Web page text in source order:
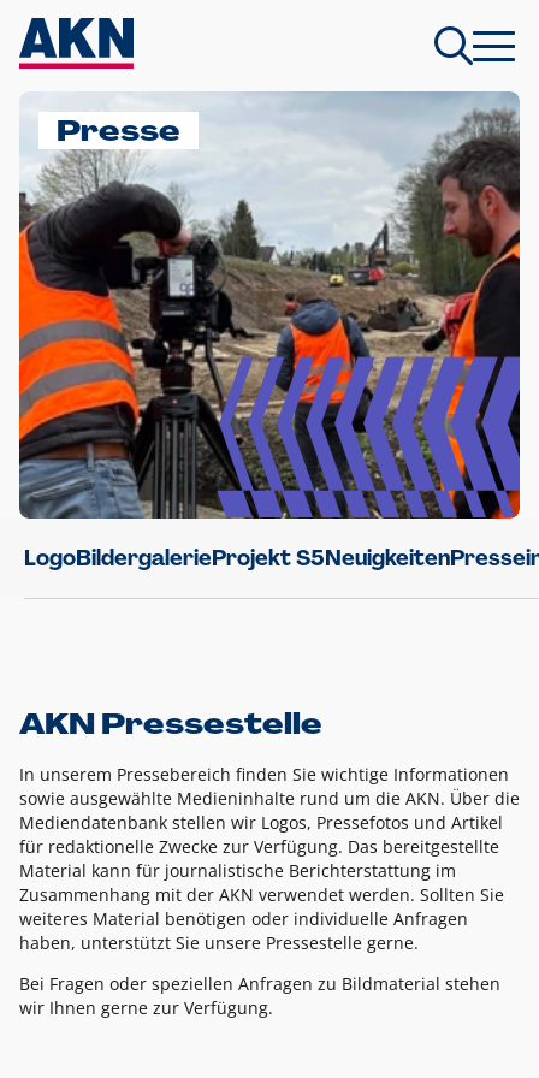
Presse
LogoBildergalerieProjekt S5Neuigkeiten
AKN Pressestelle
In unserem Pressebereich finden Sie wichtige Informationen
sowie ausgewählte Medieninhalte rund um die AKN. Über die
Mediendatenbank stellen wir Logos, Pressefotos und Artikel
für redaktionelle Zwecke zur Verfügung. Das bereitgestellte
Material kann für journalistische Berichterstattung im
Zusammenhang mit der AKN verwendet werden. Sollten Sie
weiteres Material benötigen oder individuelle Anfragen
haben, unterstützt Sie unsere Pressestelle gerne.
Bei Fragen oder speziellen Anfragen zu Bildmaterial stehen
wir Ihnen gerne zur Verfügung.